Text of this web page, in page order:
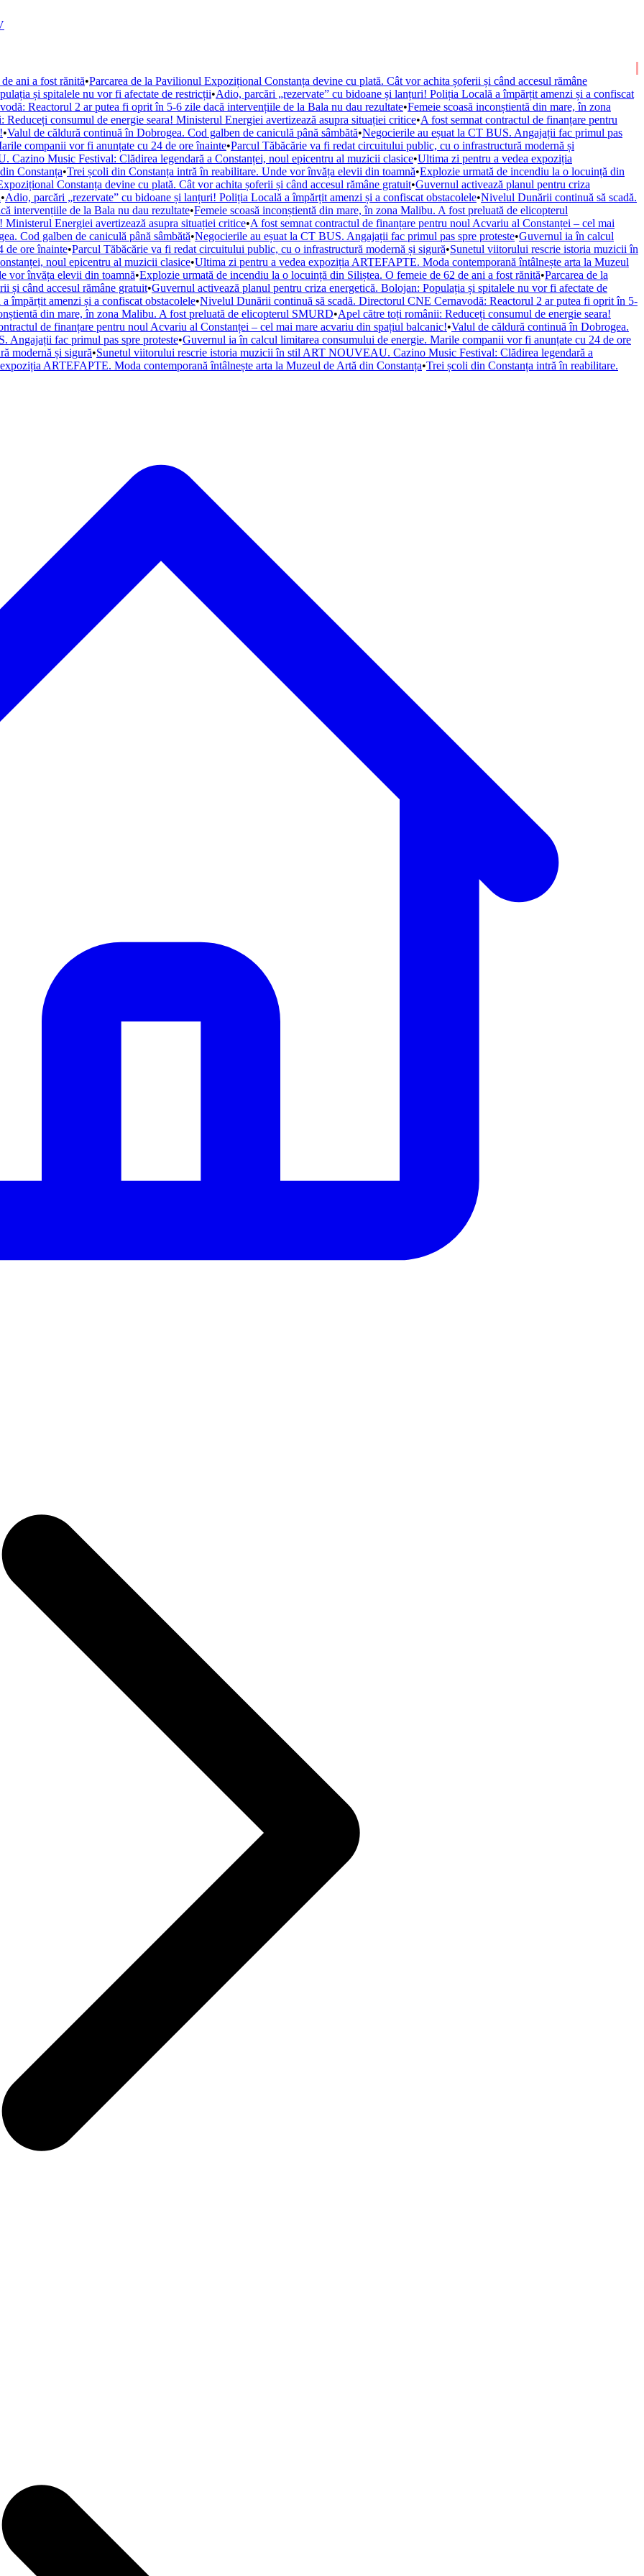
ani a fost rănită•Parcarea de la Pavilionul Expozițional Constanța devine cu plată. Cât vor achita șoferii și când accesul rămâne
și spitalele nu vor fi afectate de restricții•Adio, parcări „rezervate” cu bidoane și lanțuri! Poliția Locală a împărțit amenzi și a confiscat
Reactorul 2 ar putea fi oprit în 5-6 zile dacă intervențiile de la Bala nu dau rezultate•Femeie scoasă inconștientă din mare, în zona
Reduceți consumul de energie seara! Ministerul Energiei avertizează asupra situației critice•A fost semnat contractul de finanțare pentru
•Valul de căldură continuă în Dobrogea. Cod galben de caniculă până sâmbătă•Negocierile au eșuat la CT BUS. Angajații fac primul pas
companii vor fi anunțate cu 24 de ore înainte•Parcul Tăbăcărie va fi redat circuitului public, cu o infrastructură modernă și
Music Festival: Clădirea legendară a Constanței, noul epicentru al muzicii clasice•Ultima zi pentru a vedea expoziția
Constanța•Trei școli din Constanța intră în reabilitare. Unde vor învăța elevii din toamnă•Explozie urmată de incendiu la o locuință din
Constanța devine cu plată. Cât vor achita șoferii și când accesul rămâne gratuit•Guvernul activează planul pentru criza
•Adio, parcări „rezervate” cu bidoane și lanțuri! Poliția Locală a împărțit amenzi și a confiscat obstacolele•Nivelul Dunării continuă să scadă.
intervențiile de la Bala nu dau rezultate•Femeie scoasă inconștientă din mare, în zona Malibu. A fost preluată de elicopterul
Energiei avertizează asupra situației critice•A fost semnat contractul de finanțare pentru noul Acvariu al Constanței – cel mai
Cod galben de caniculă până sâmbătă•Negocierile au eșuat la CT BUS. Angajații fac primul pas spre proteste•Guvernul ia în calcul
de ore înainte•Parcul Tăbăcărie va fi redat circuitului public, cu o infrastructură modernă și sigură•Sunetul viitorului rescrie istoria muzicii în
noul epicentru al muzicii clasice•Ultima zi pentru a vedea expoziția ARTEFAPTE. Moda contemporană întâlnește arta la Muzeul
vor învăța elevii din toamnă•Explozie urmată de incendiu la o locuință din Siliștea. O femeie de 62 de ani a fost rănită•Parcarea de la
și când accesul rămâne gratuit•Guvernul activează planul pentru criza energetică. Bolojan: Populația și spitalele nu vor fi afectate de
împărțit amenzi și a confiscat obstacolele•Nivelul Dunării continuă să scadă. Directorul CNE Cernavodă: Reactorul 2 ar putea fi oprit în 5-
din mare, în zona Malibu. A fost preluată de elicopterul SMURD•Apel către toți românii: Reduceți consumul de energie seara!
de finanțare pentru noul Acvariu al Constanței – cel mai mare acvariu din spațiul balcanic!•Valul de căldură continuă în Dobrogea.
Angajații fac primul pas spre proteste•Guvernul ia în calcul limitarea consumului de energie. Marile companii vor fi anunțate cu 24 de ore
modernă și sigură•Sunetul viitorului rescrie istoria muzicii în stil ART NOUVEAU. Cazino Music Festival: Clădirea legendară a
ARTEFAPTE. Moda contemporană întâlnește arta la Muzeul de Artă din Constanța•Trei școli din Constanța intră în reabilitare.